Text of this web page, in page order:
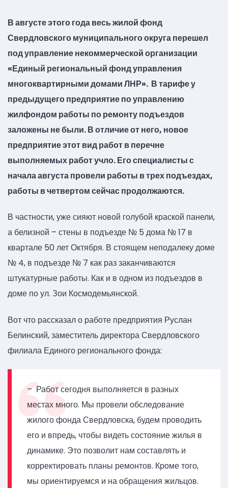
В августе этого года весь жилой фонд
Свердловского муниципального округа перешел
под управление некоммерческой организации
«Единый региональный фонд управления
многоквартирными домами ЛНР». В тарифе у
предыдущего предприятие по управлению
жилфондом работы по ремонту подъездов
заложены не были. В отличие от него, новое
предприятие этот вид работ в перечне
выполняемых работ учло. Его специалисты с
начала августа провели работы в трех подъездах,
работы в четвертом сейчас продолжаются.
В частности, уже сияют новой голубой краской панели,
а белизной – стены в подъезде № 5 дома № 17 в
квартале 50 лет Октября. В стоящем неподалеку доме
№ 4, в подъезде № 7 как раз заканчиваются
штукатурные работы. Как и в одном из подъездов в
доме по ул. Зои Космодемьянской.
Вот что рассказал о работе предприятия Руслан
Белинский, заместитель директора Свердловского
филиала Единого регионального фонда:
– Работ сегодня выполняется в разных
местах много. Мы провели обследование
жилого фонда Свердловска, будем проводить
его и впредь, чтобы видеть состояние жилья в
динамике. Это позволит нам составлять и
корректировать планы ремонтов. Кроме того,
мы ориентируемся и на обращения жильцов.